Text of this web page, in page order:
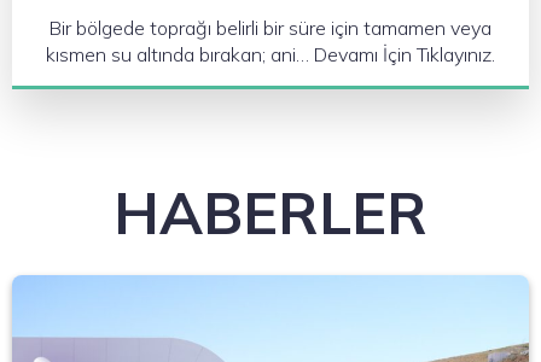
Bir bölgede toprağı belirli bir süre için tamamen veya
kısmen su altında bırakan; ani… Devamı İçin Tıklayınız.
HABERLER